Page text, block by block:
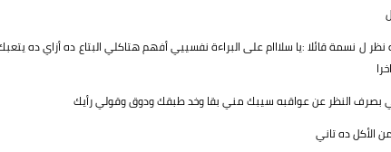
ل نسمة قائلا :يا سلااام على البراءة نفسييي أفهم هتاكلي البتاع ده أزاي ده
بصرف النظر عن عواقبه سيبك مني بقا وخد طبقك ودوق وقولي رأيك
الأكل ده تاني